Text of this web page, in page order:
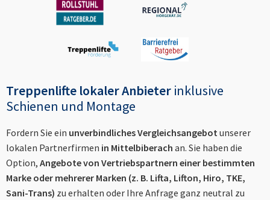
Treppenlifte lokaler Anbieter inklusive
Schienen und Montage
Fordern Sie ein unverbindliches Vergleichsangebotunserer
lokalen Partnerfirmen in Mittelbiberach an. Sie haben die
Option, Angebote von Vertriebspartnern einer bestimmten
Marke oder mehrerer Marken (z. B. Lifta, Lifton, Hiro, TKE,
Sani-Trans) zu erhalten oder Ihre Anfrage ganz neutral zu